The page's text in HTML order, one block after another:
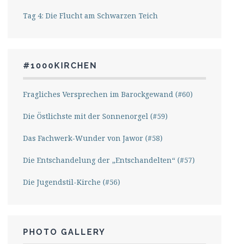
Tag 4: Die Flucht am Schwarzen Teich
#1000KIRCHEN
Fragliches Versprechen im Barockgewand (#60)
Die Östlichste mit der Sonnenorgel (#59)
Das Fachwerk-Wunder von Jawor (#58)
Die Entschandelung der „Entschandelten“ (#57)
Die Jugendstil-Kirche (#56)
PHOTO GALLERY